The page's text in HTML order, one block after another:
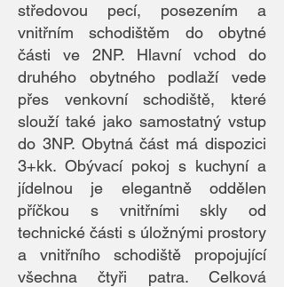
středovou pecí, posezením a
vnitřním schodištěm do obytné
části ve 2NP. Hlavní vchod do
druhého obytného podlaží vede
přes venkovní schodiště, které
slouží také jako samostatný vstup
do 3NP. Obytná část má dispozici
3+kk. Obývací pokoj s kuchyní a
jídelnou je elegantně oddělen
příčkou s vnitřními skly od
technické části s úložnými prostory
a vnitřního schodiště propojující
všechna čtyři patra. Celková